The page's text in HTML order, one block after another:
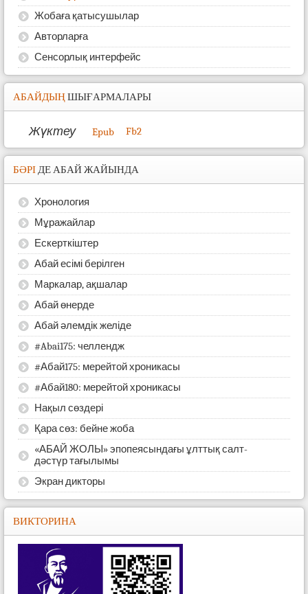
Жобаға қатысушылар
Авторларға
Сенсорлық интерфейс
АБАЙДЫҢШЫҒАРМАЛАРЫ
Жүктеу Epub Fb2
БӘРІДЕ АБАЙ ЖАЙЫНДА
Хронология
Мұражайлар
Ескерткіштер
Абай есімі берілген
Маркалар, ақшалар
Абай өнерде
Абай әлемдік желіде
#Abai175: челлендж
#Абай175: мерейтой хроникасы
#Абай180: мерейтой хроникасы
Нақыл сөздері
Қара сөз: бейне жоба
«АБАЙ ЖОЛЫ» эпопеясындағы ұлттық салт-
дәстүр тағылымы
Экран дикторы
ВИКТОРИНА